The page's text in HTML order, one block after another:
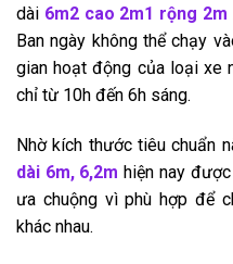
dài 6m2 cao 2m1 rộng 2m
Ban ngày không thể chạy
gian hoạt động của loại xe
chỉ từ 10h đến 6h sáng.
Nhờ kích thước tiêu chuẩn
dài 6m, 6,2m hiện nay được
ưa chuộng vì phù hợp để
khác nhau.